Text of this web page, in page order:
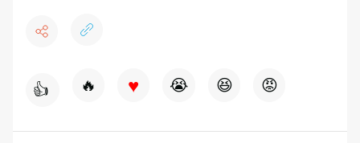
👍 🔥 ♥ 😭 😆 😡